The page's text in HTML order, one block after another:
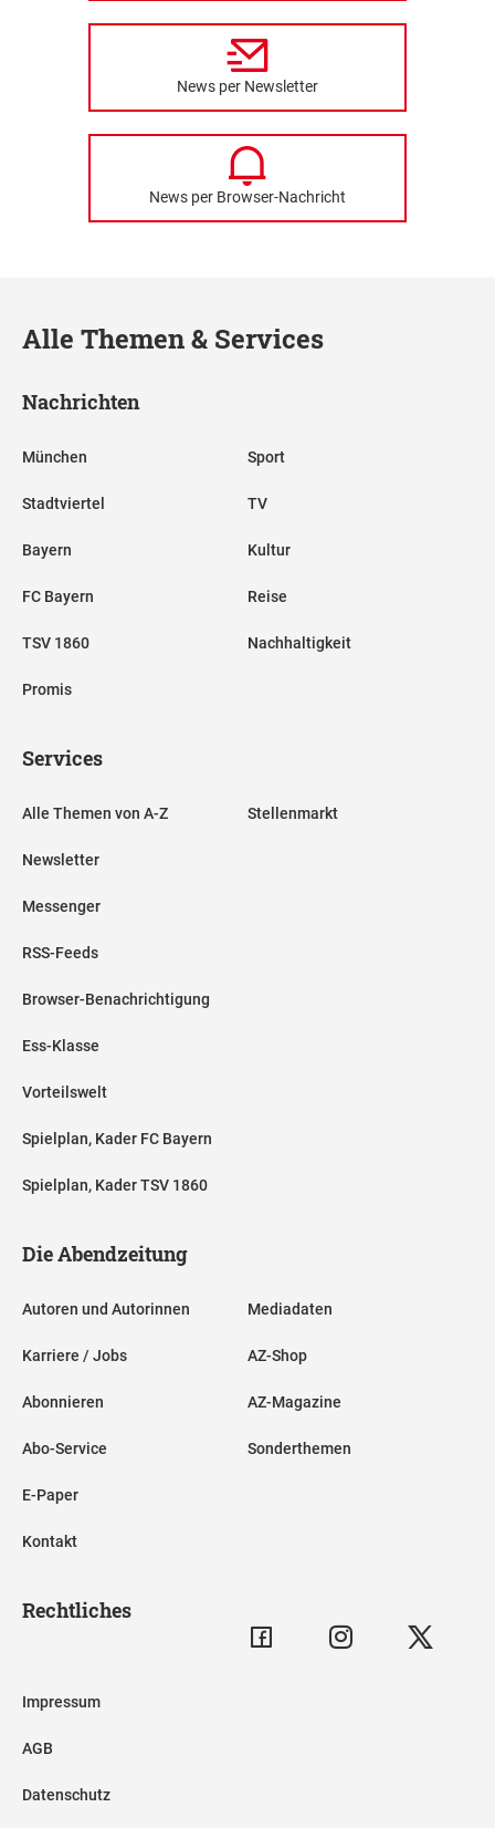
News per Newsletter
News per Browser-Nachricht
Alle Themen & Services
Nachrichten
München
Stadtviertel
Bayern
FC Bayern
TSV 1860
Promis
Sport
TV
Kultur
Reise
Nachhaltigkeit
Services
Alle Themen von A-Z
Newsletter
Messenger
RSS-Feeds
Browser-Benachrichtigung
Ess-Klasse
Vorteilswelt
Spielplan, Kader FC Bayern
Spielplan, Kader TSV 1860
Stellenmarkt
Die Abendzeitung
Autoren und Autorinnen
Karriere / Jobs
Abonnieren
Abo-Service
E-Paper
Kontakt
Mediadaten
AZ-Shop
AZ-Magazine
Sonderthemen
Rechtliches
Impressum
AGB
Datenschutz